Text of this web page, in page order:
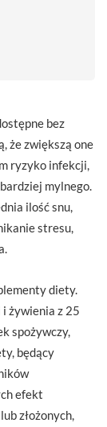
bez
że zwiększą one
ryzyko infekcji,
mylnego.
ilość snu,
stresu,
diety.
żywienia z 25
spożywczy,
będący
efekt
złożonych,